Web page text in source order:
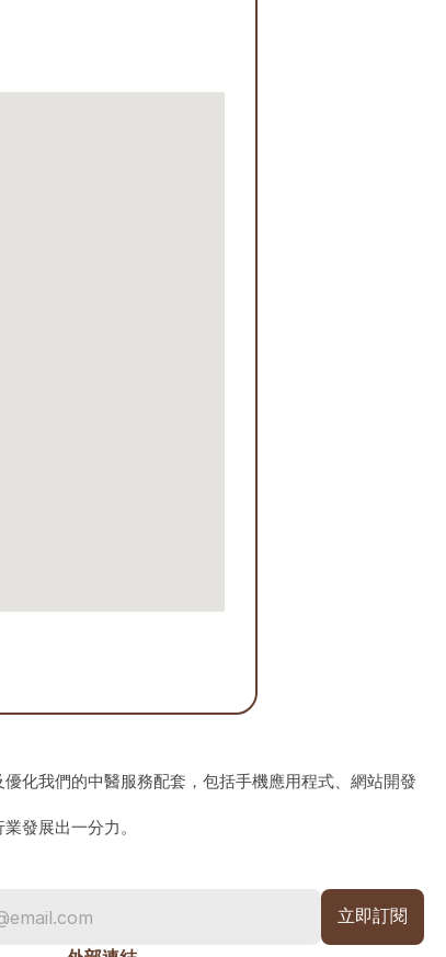
化我們的中醫服務配套，包括手機應用程式、網站開發
發展出一分力。